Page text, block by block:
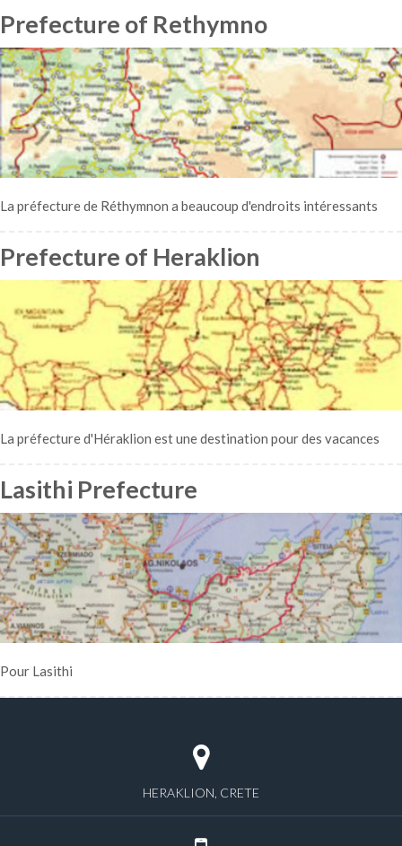
Prefecture of Rethymno
La préfecture de Réthymnon a beaucoup d'endroits intéressants
Prefecture of Heraklion
La préfecture d'Héraklion est une destination pour des vacances
Lasithi Prefecture
Pour Lasithi
HERAKLION, CRETE